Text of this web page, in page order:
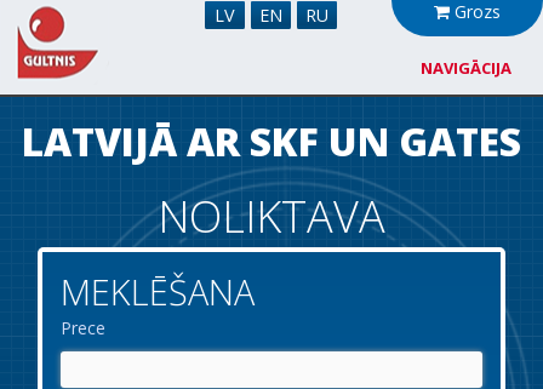
Grozs
LV EN RU
NAVIGĀCIJA
Par mums
Noliktava
Kontakti
LATVIJĀ AR SKF UN GATES
NOLIKTAVA
MEKLĒŠANA
Prece